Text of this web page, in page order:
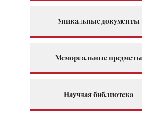
Уникальные документы
Мемориальные предметы
Научная библиотека